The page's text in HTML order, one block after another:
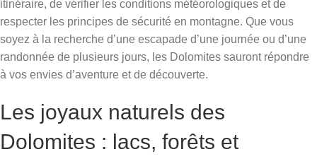
itinéraire, de vérifier les conditions météorologiques et de
respecter les principes de sécurité en montagne. Que vous
soyez à la recherche d’une escapade d’une journée ou d’une
randonnée de plusieurs jours, les Dolomites sauront répondre
à vos envies d’aventure et de découverte.
Les joyaux naturels des
Dolomites : lacs, forêts et